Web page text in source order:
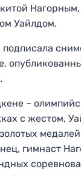
Уайлдом.
–
с жестом,
гимнаст